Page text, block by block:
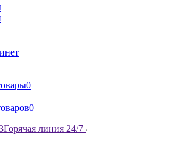
0
0
Горячая линия 24/7